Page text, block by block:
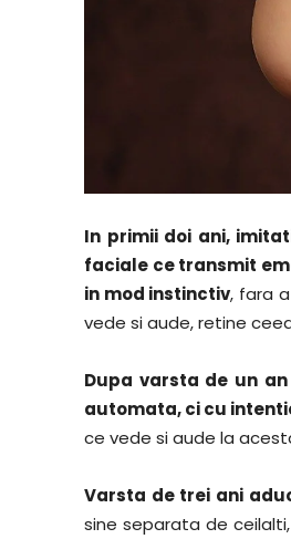
In primii doi ani,
faciale ce transmit
in mod instinctiv, fara
vede si aude, retine
Dupa varsta de un
automata, ci cu
ce vede si aude la
Varsta de trei ani
sine separata de